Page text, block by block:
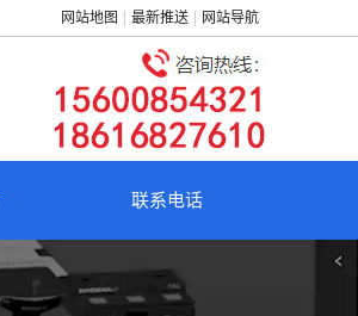
网站地图 最新推送 网站导航
联系电话